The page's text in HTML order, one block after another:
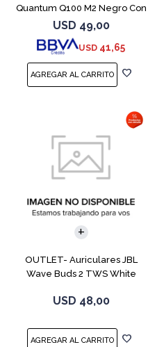
Quantum Q100 M2 Negro Con
Micrófono
USD 49,00
USD 41,65
OUTLET- Auriculares JBL
Wave Buds 2 TWS White
USD 48,00